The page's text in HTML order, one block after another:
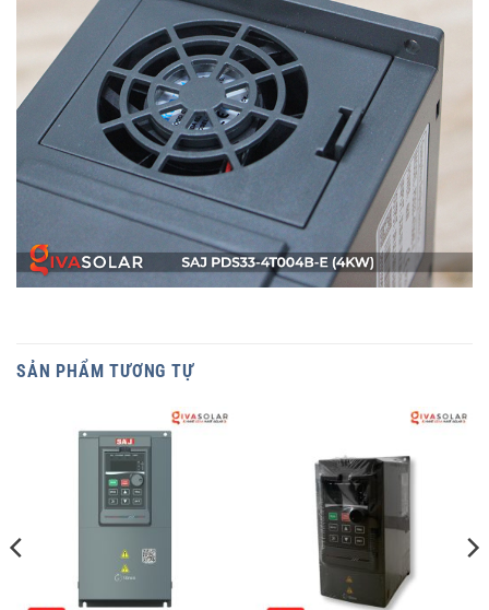
SẢN PHẨM TƯƠNG TỰ